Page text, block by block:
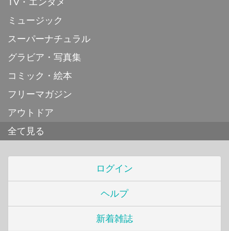
TV・エンタメ
ミュージック
スーパーナチュラル
グラビア・写真集
コミック・絵本
フリーマガジン
アウトドア
全て見る
ログイン
ヘルプ
新着雑誌